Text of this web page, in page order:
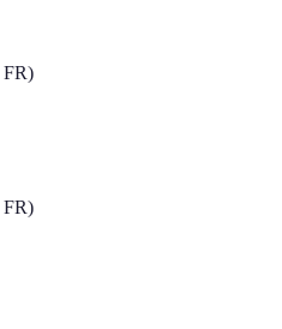
FR)
FR)